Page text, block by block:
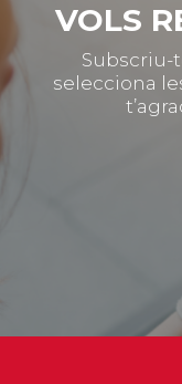
VOLS
Subscriu-
selecciona